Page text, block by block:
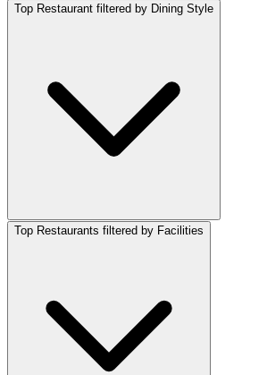
Top Restaurant filtered by Dining Style
Top Restaurants filtered by Facilities